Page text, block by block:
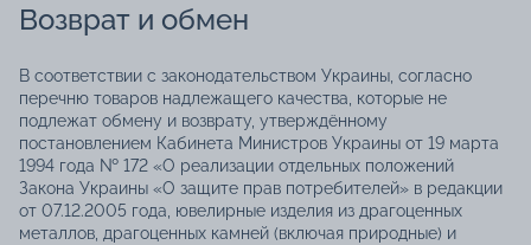
Возврат и обмен
В соответствии с законодательством Украины, согласно
перечню товаров надлежащего качества, которые не
подлежат обмену и возврату, утверждённому
постановлением Кабинета Министров Украины от 19 марта
1994 года № 172 «О реализации отдельных положений
Закона Украины «О защите прав потребителей» в редакции
от 07.12.2005 года, ювелирные изделия из драгоценных
металлов, драгоценных камней (включая природные) и